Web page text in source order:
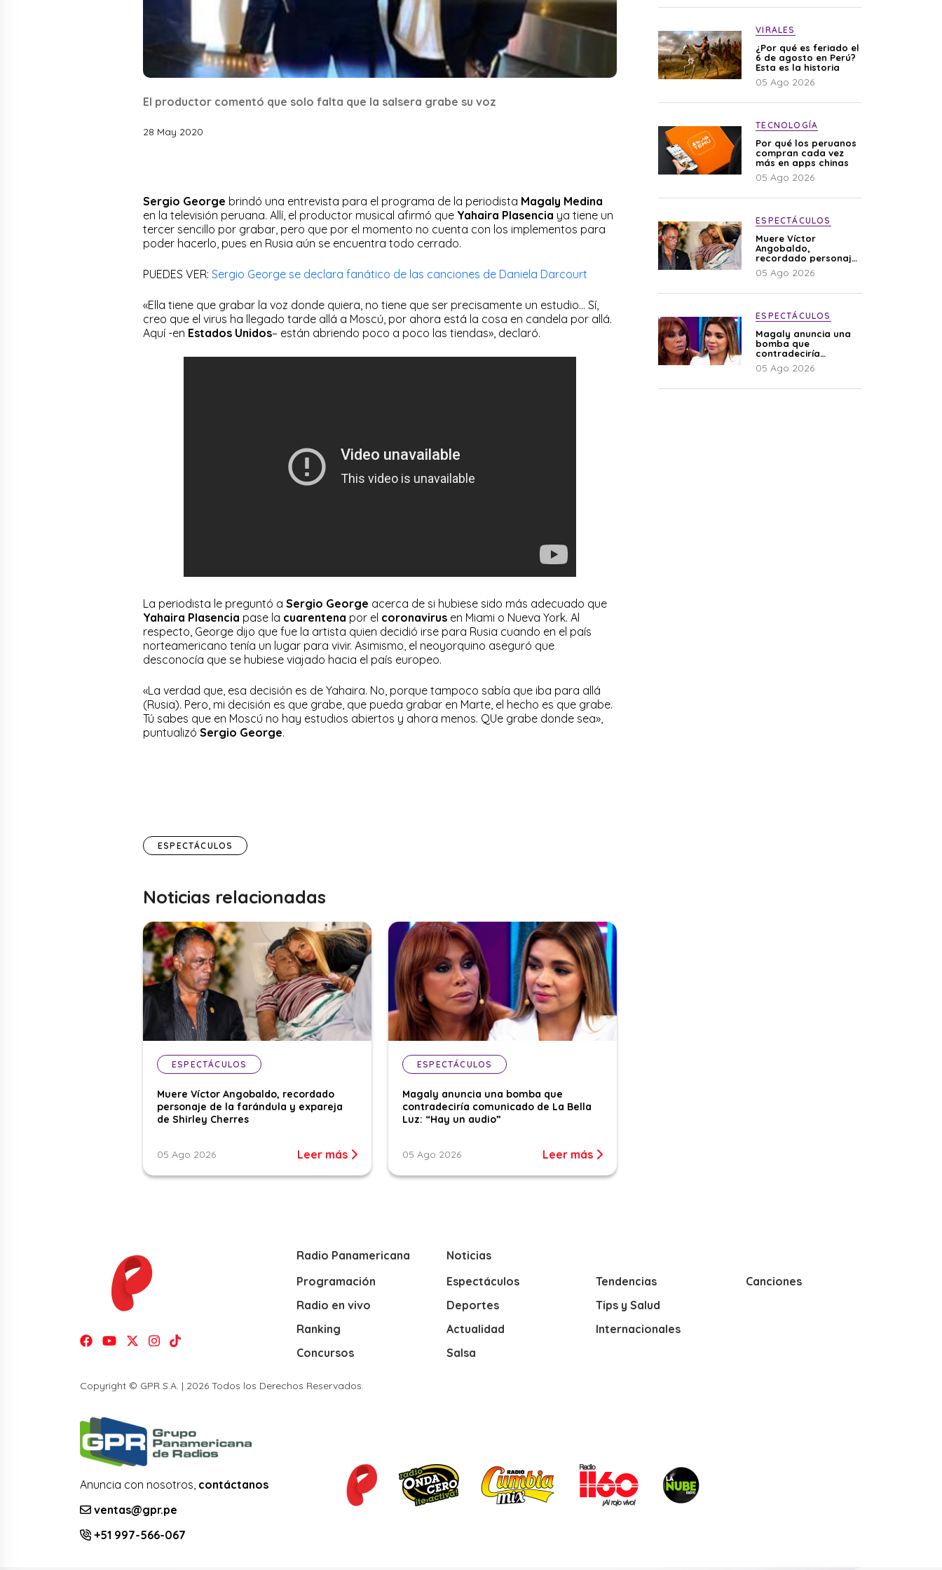
El productor comentó que solo falta que la salsera grabe su voz
28 May 2020
Sergio George brindó una entrevista para el programa de la periodista Magaly Medina
en la televisión peruana. Allí, el productor musical afirmó que Yahaira Plasencia ya tiene un
tercer sencillo por grabar, pero que por el momento no cuenta con los implementos para
poder hacerlo, pues en Rusia aún se encuentra todo cerrado.
PUEDES VER: Sergio George se declara fanático de las canciones de Daniela Darcourt
«Ella tiene que grabar la voz donde quiera, no tiene que ser precisamente un estudio… Sí,
creo que el virus ha llegado tarde allá a Moscú, por ahora está la cosa en candela por allá.
Aquí -en Estados Unidos– están abriendo poco a poco las tiendas», declaró.
La periodista le preguntó a Sergio George acerca de si hubiese sido más adecuado que
Yahaira Plasencia pase la cuarentena por el coronavirus en Miami o Nueva York. Al
respecto, George dijo que fue la artista quien decidió irse para Rusia cuando en el país
norteamericano tenía un lugar para vivir. Asimismo, el neoyorquino aseguró que
desconocía que se hubiese viajado hacia el país europeo.
«La verdad que, esa decisión es de Yahaira. No, porque tampoco sabía que iba para allá
(Rusia). Pero, mi decisión es que grabe, que pueda grabar en Marte, el hecho es que grabe.
Tú sabes que en Moscú no hay estudios abiertos y ahora menos. QUe grabe donde sea»,
puntualizó Sergio George.
ESPECTÁCULOS
Noticias relacionadas
ESPECTÁCULOS
Muere Víctor Angobaldo, recordado
personaje de la farándula y expareja
de Shirley Cherres
05 Ago 2026 Leer más
ESPECTÁCULOS
Magaly anuncia una bomba que
contradeciría comunicado de La Bella
Luz: “Hay un audio”
05 Ago 2026 Leer más
VIRALES
¿Por qué es feriado el
6 de agosto en Perú?
Esta es la historia
05 Ago 2026
TECNOLOGÍA
Por qué los peruanos
compran cada vez
más en apps chinas
05 Ago 2026
ESPECTÁCULOS
Muere Víctor
Angobaldo,
recordado personaje
de la farándula y
expareja de Shirley
05 Ago 2026
ESPECTÁCULOS
Magaly anuncia una
bomba que
contradeciría
comunicado de La
Bella Luz: “Hay un
05 Ago 2026
Radio Panamericana
Programación
Radio en vivo
Ranking
Concursos
Noticias
Espectáculos
Deportes
Actualidad
Salsa
Tendencias
Tips y Salud
Internacionales
Canciones
Copyright © GPR S.A. | 2026 Todos los Derechos Reservados.
Anuncia con nosotros, contáctanos
ventas@gpr.pe
+51 997-566-067